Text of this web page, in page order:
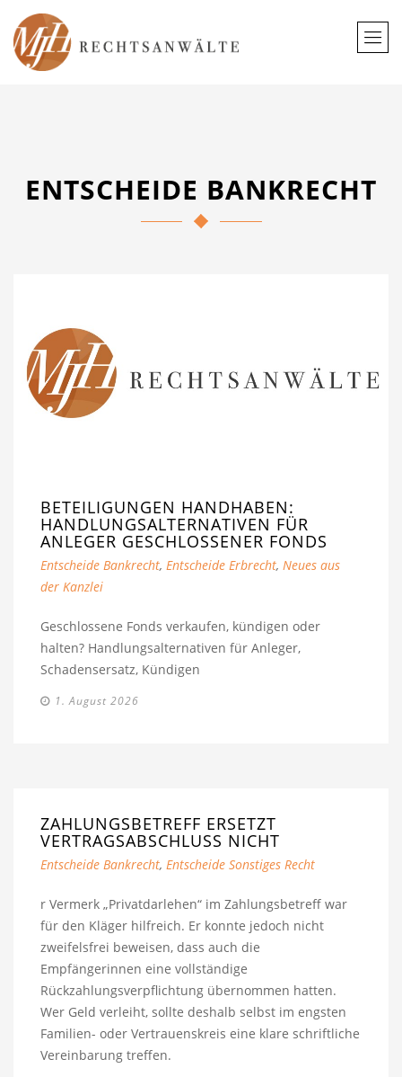
ENTSCHEIDE BANKRECHT
BETEILIGUNGEN HANDHABEN:
HANDLUNGSALTERNATIVEN FÜR
ANLEGER GESCHLOSSENER FONDS
Entscheide Bankrecht, Entscheide Erbrecht, Neues aus
der Kanzlei
Geschlossene Fonds verkaufen, kündigen oder
halten? Handlungsalternativen für Anleger,
Schadensersatz, Kündigen
1. August 2026
ZAHLUNGSBETREFF ERSETZT
VERTRAGSABSCHLUSS NICHT
Entscheide Bankrecht, Entscheide Sonstiges Recht
r Vermerk „Privatdarlehen“ im Zahlungsbetreff war
für den Kläger hilfreich. Er konnte jedoch nicht
zweifelsfrei beweisen, dass auch die
Empfängerinnen eine vollständige
Rückzahlungsverpflichtung übernommen hatten.
Wer Geld verleiht, sollte deshalb selbst im engsten
Familien- oder Vertrauenskreis eine klare schriftliche
Vereinbarung treffen.